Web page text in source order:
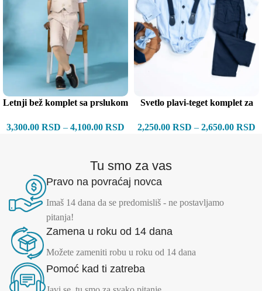
Letnji bež komplet sa prslukom
3,300.00 RSD – 4,100.00 RSD
Svetlo plavi-teget komplet za
2,250.00 RSD – 2,650.00 RSD
Tu smo za vas
Pravo na povraćaj novca
Imaš 14 dana da se predomisliš - ne postavljamo
pitanja!
Zamena u roku od 14 dana
Možete zameniti robu u roku od 14 dana
Pomoć kad ti zatreba